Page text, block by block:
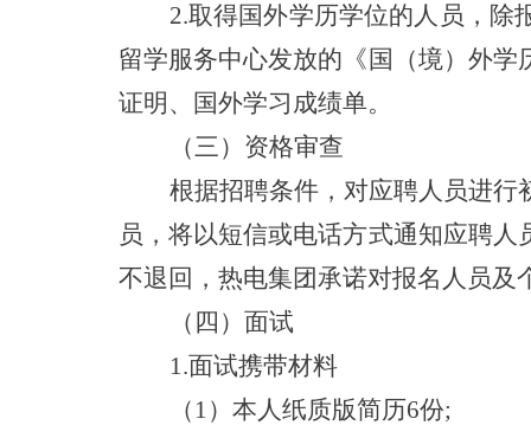
2.取得国外学历学位的人员，除
留学服务中心发放的《国（境）外
证明、国外学习成绩单。
（三）资格审查
根据招聘条件，对应聘人员进
员，将以短信或电话方式通知应聘
不退回，热电集团承诺对报名人员及
（四）面试
1.面试携带材料
（ 1）本人纸质版简历6份;